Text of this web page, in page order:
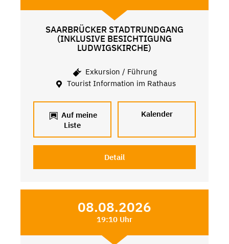
SAARBRÜCKER STADTRUNDGANG
(INKLUSIVE BESICHTIGUNG
LUDWIGSKIRCHE)
Exkursion / Führung
Tourist Information im Rathaus
Auf meine
Liste
Kalender
Detail
08.08.2026
19:10 Uhr